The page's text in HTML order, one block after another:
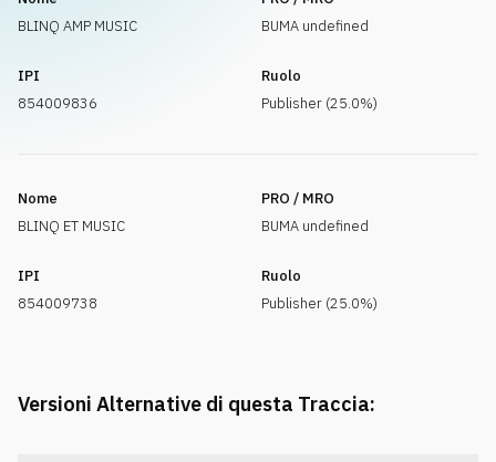
BLINQ AMP MUSIC
BUMA undefined
IPI
854009836
Ruolo
Publisher (25.0%)
Nome
BLINQ ET MUSIC
PRO / MRO
BUMA undefined
IPI
854009738
Ruolo
Publisher (25.0%)
Versioni Alternative di questa Traccia: